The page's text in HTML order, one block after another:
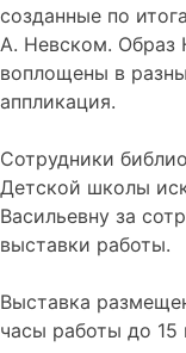
созданные по
А. Невском. Образ
воплощены в
аппликация.
Сотрудники
Детской школы
Васильевну за
выставки работы.
Выставка
часы работы до 15